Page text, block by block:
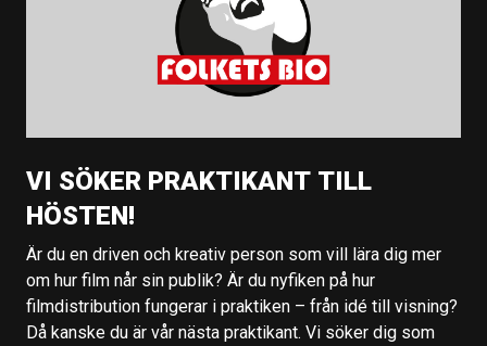
VI SÖKER PRAKTIKANT TILL
HÖSTEN!
Är du en driven och kreativ person som vill lära dig mer
om hur film når sin publik? Är du nyfiken på hur
filmdistribution fungerar i praktiken – från idé till visning?
Då kanske du är vår nästa praktikant. Vi söker dig som